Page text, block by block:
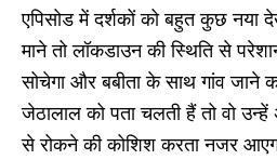
एपिसोड में दर्शकों को बहुत कुछ नया
माने तो लॉकडाउन की स्थिति से
सोचेगा और बबीता के साथ गांव जाने
जेठालाल को पता चलती हैं तो वो
से रोकने की कोशिश करता नजर